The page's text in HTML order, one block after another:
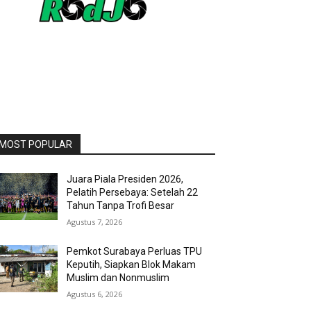
POPULAR
Juara Piala Presiden 2026,
Pelatih Persebaya: Setelah 22
Tahun Tanpa Trofi Besar
Agustus 7, 2026
Pemkot Surabaya Perluas TPU
Keputih, Siapkan Blok Makam
Muslim dan Nonmuslim
Agustus 6, 2026